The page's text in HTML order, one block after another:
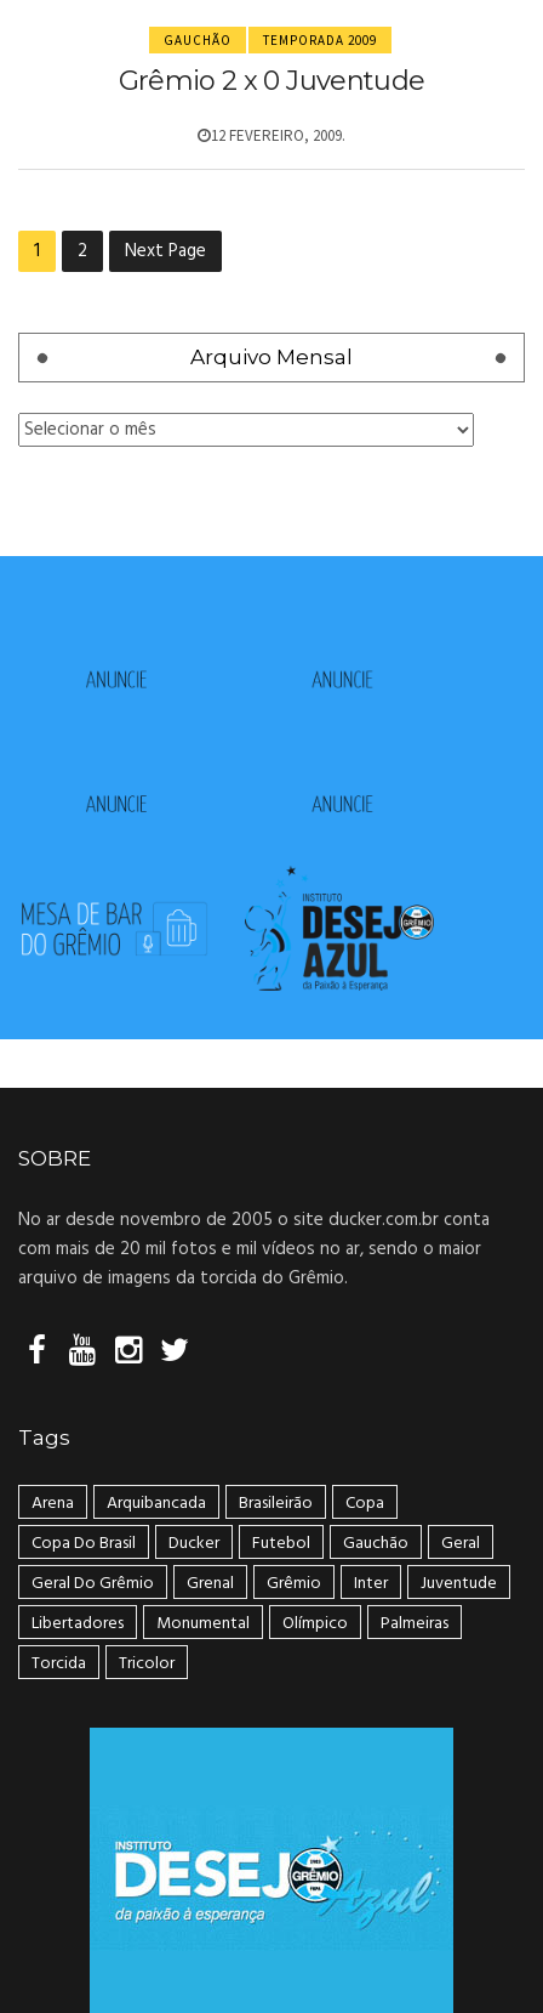
GAUCHÃO TEMPORADA 2009
Grêmio 2 x 0 Juventude
12 FEVEREIRO, 2009.
1 2 Next Page
Arquivo Mensal
Arquivo
Mensal
SOBRE
No ar desde novembro de 2005 o site ducker.com.br conta
com mais de 20 mil fotos e mil vídeos no ar, sendo o maior
arquivo de imagens da torcida do Grêmio.
Tags
Arena Arquibancada Brasileirão
Copa
Copa Do Brasil
Ducker Futebol Gauchão
Geral
Geral Do Grêmio
Grenal Grêmio Inter
Juventude
Libertadores
Monumental Olímpico
Palmeiras
Torcida
Tricolor